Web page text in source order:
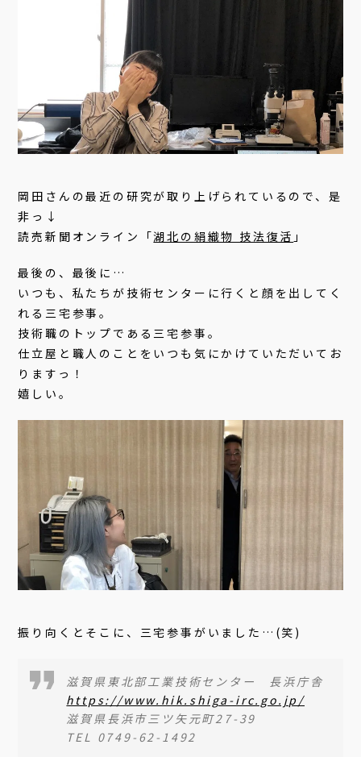
岡田さんの最近の研究が取り上げられているので、是
非っ↓
読売新聞オンライン「湖北の絹織物 技法復活 」
最後の、最後に…
いつも、私たちが技術センターに行くと顔を出してく
れる三宅参事。
技術職のトップである三宅参事。
仕立屋と職人のことをいつも気にかけていただいてお
りますっ！
嬉しい。
振り向くとそこに、三宅参事がいました…(笑)
滋賀県東北部工業技術センター 長浜庁舎
https://www.hik.shiga-irc.go.jp/
滋賀県長浜市三ツ矢元町27-39
TEL 0749-62-1492